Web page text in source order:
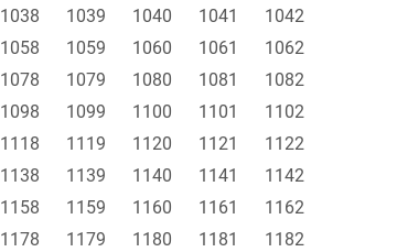
1038 1039 1040 1041
1042
1058 1059 1060 1061
1062
1078 1079 1080 1081
1082
1098 1099 1100 1101
1102
1118 1119 1120 1121
1122
1138 1139 1140 1141
1142
1158 1159 1160 1161
1162
1178 1179 1180 1181
1182